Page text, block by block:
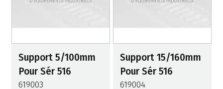
Support 5/100mm
Pour Sér 516
619003
Support 15/160mm
Pour Sér 516
619004